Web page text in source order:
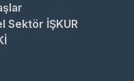
Sektör İŞKUR